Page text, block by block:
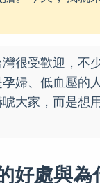
很受歡迎，不
婦、低血壓的
大家，而是想
好處與